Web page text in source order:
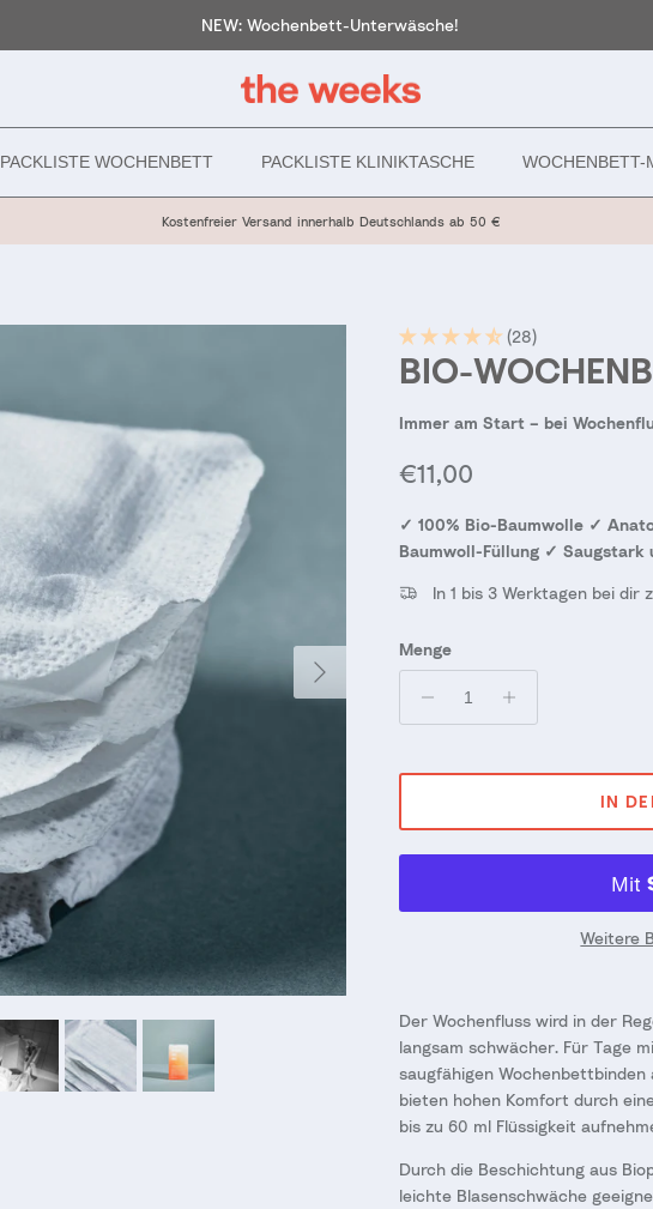
NEW: Wochenbett-Unterwäsche!
PACKLISTE WOCHENBETT PACKLISTE KLINIKTASCHE WOCHENBETT-
Kostenfreier Versand innerhalb Deutschlands ab 50 €
Nächste
(28)
BIO-
Immer am Start – bei
Normaler Preis
€11,00
✓ 100% Bio-Baumwolle ✓
Baumwoll-Füllung ✓ Saugstark
In 1 bis 3 Werktagen bei dir
Menge
IN
Weitere
Der Wochenfluss wird in der
langsam schwächer. Für Tage
saugfähigen Wochenbettbinden
bieten hohen Komfort durch
bis zu 60 ml Flüssigkeit
Durch die Beschichtung aus
leichte Blasenschwäche